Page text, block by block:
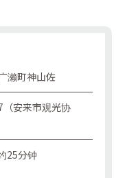
濑町神山佐
安来市观光协
25分钟